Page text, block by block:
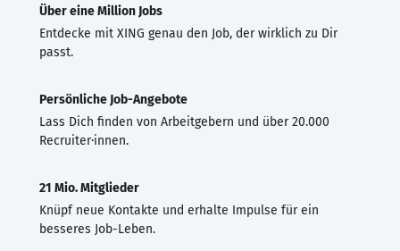
Über eine Million Jobs
Entdecke mit XING genau den Job, der wirklich zu Dir
passt.
Persönliche Job-Angebote
Lass Dich finden von Arbeitgebern und über 20.000
Recruiter·innen.
21 Mio. Mitglieder
Knüpf neue Kontakte und erhalte Impulse für ein
besseres Job-Leben.